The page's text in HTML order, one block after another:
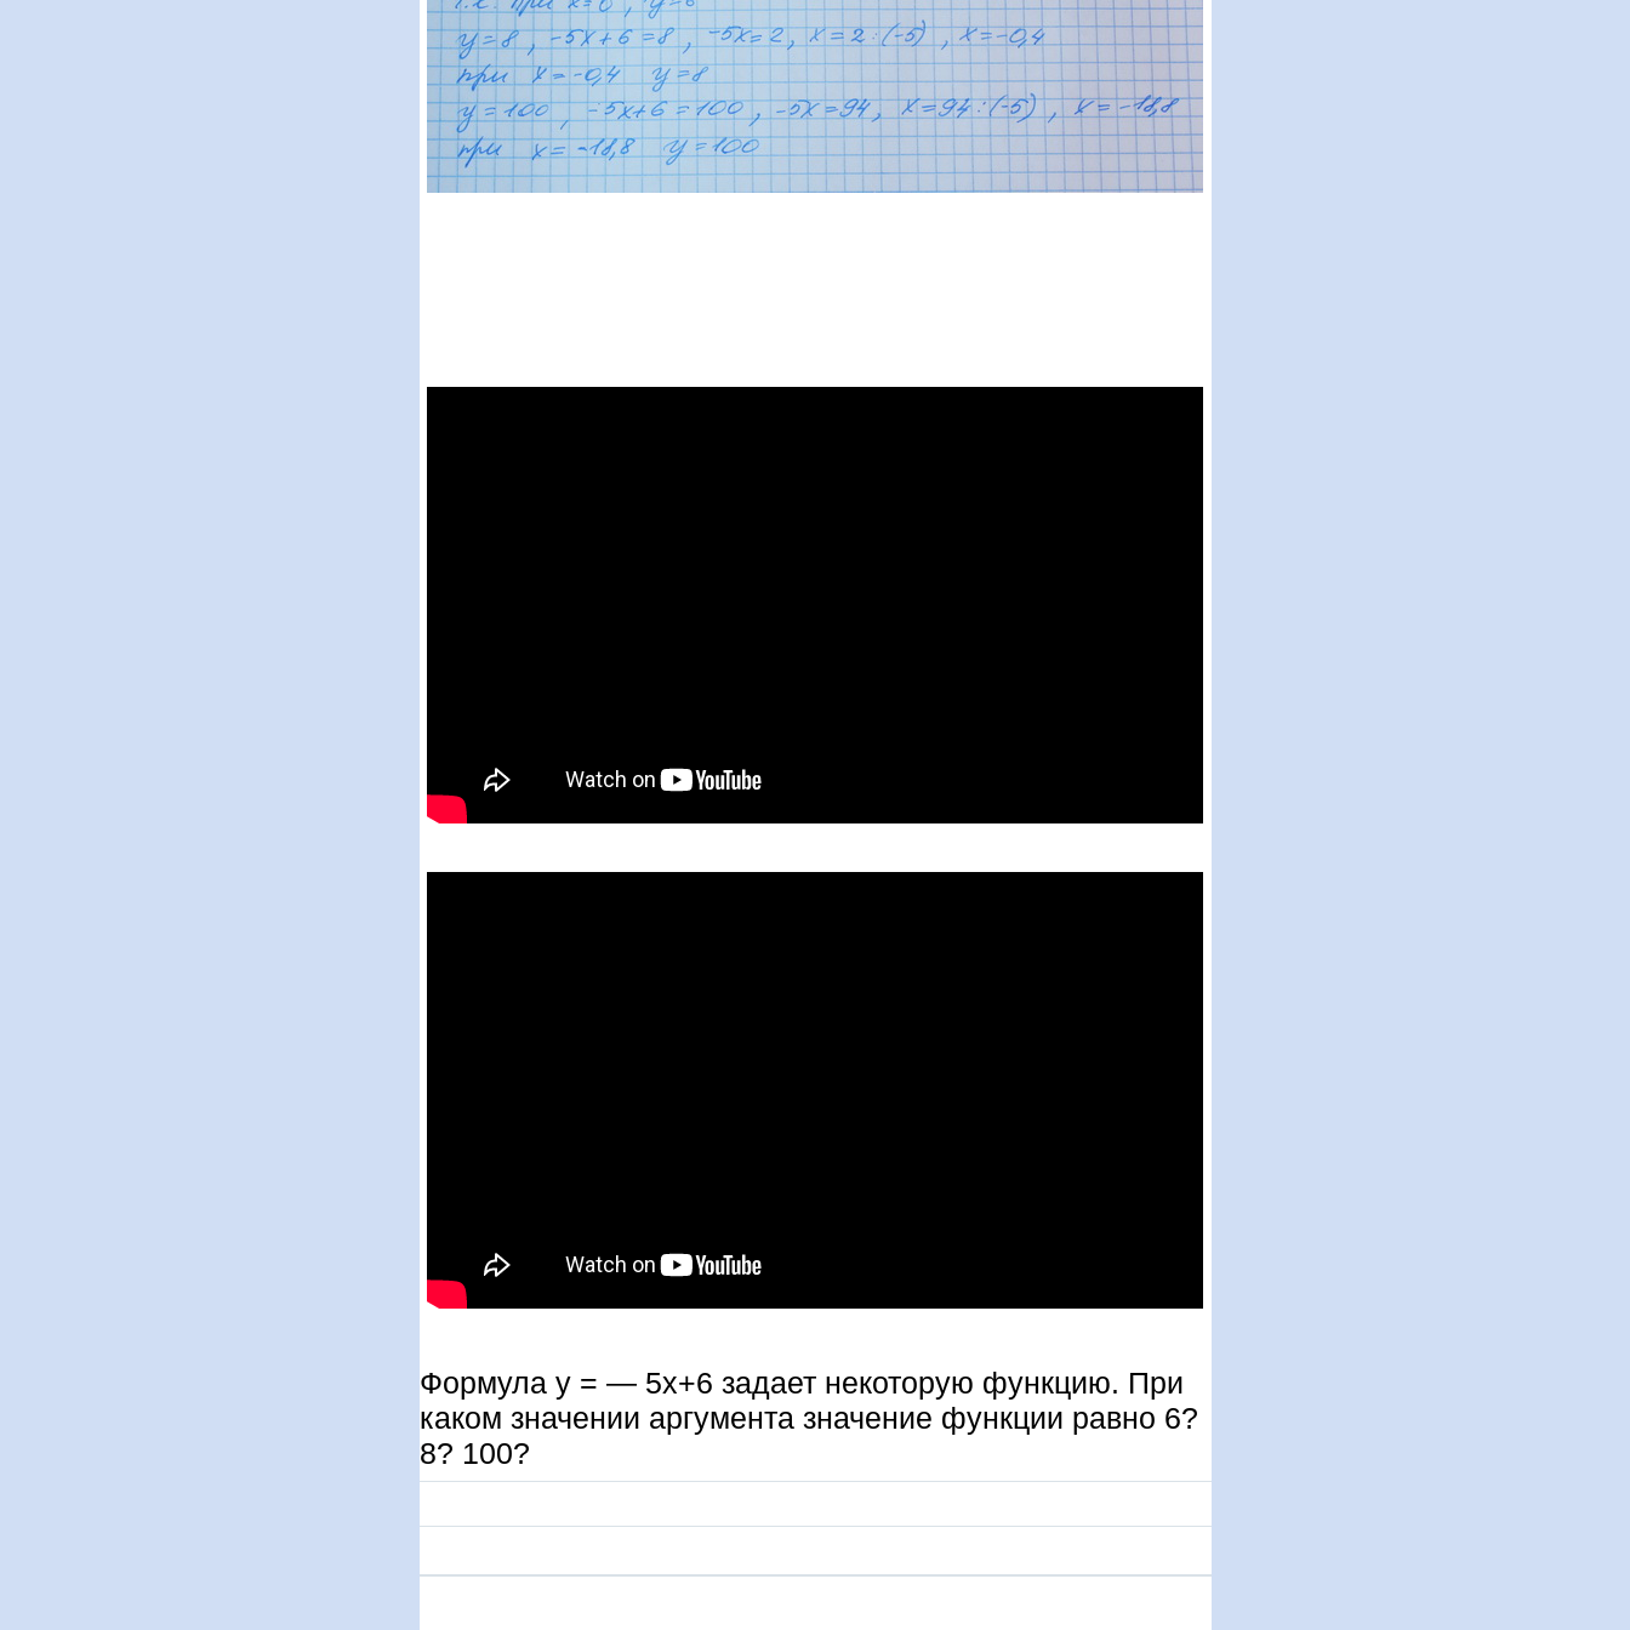
Формула у = — 5х+6 задает некоторую функцию. При
каком значении аргумента значение функции равно 6?
8? 100?